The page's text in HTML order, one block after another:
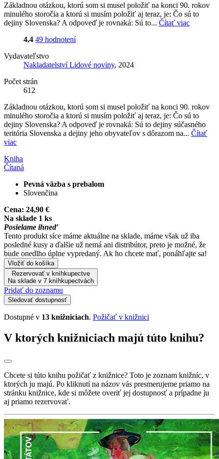
Základnou otázkou, ktorú som si musel položiť na konci 90. rokov
minulého storočia a ktorú si musím položiť aj teraz, je: Čo sú to
dejiny Slovenska? A odpoveď je rovnaká: Sú to... Čítať viac
4,4 49 hodnotení
Vydavateľstvo
Nakladatelství Lidové noviny, 2024
Počet strán
612
Základnou otázkou, ktorú som si musel položiť na konci 90. rokov
minulého storočia a ktorú si musím položiť aj teraz, je: Čo sú to
dejiny Slovenska? A odpoveď je rovnaká: Sú to dejiny súčasného
teritória Slovenska a dejiny jeho obyvateľov s dôrazom na... Čítať
viac
Kniha
Čítaná
Pevná väzba s prebalom
Slovenčina
Cena: 24,90 €
Na sklade 1 ks
Posielame ihneď
Tento produkt síce máme aktuálne na sklade, máme však už iba
posledné kusy a ďalšie už nemá ani distribútor, preto je možné, že
bude onedlho úplne vypredaný. Ak ho chcete mať, ponáhľajte sa!
Vložiť do košíka
Rezervovať v kníhkupectve
Na sklade v 7 kníhkupectvách
Pridať do zoznamu
Sledovať dostupnosť
Dostupné v 13 knižniciach. Požičať v knižnici
V ktorých knižniciach majú túto knihu?
Chcete si túto knihu požičať z knižnice? Toto je zoznam knižníc, v
ktorých ju majú. Po kliknutí na názov vás presmerujeme priamo na
stránku knižnice, kde si môžete overiť jej dostupnosť a prípadne ju
aj priamo rezervovať.